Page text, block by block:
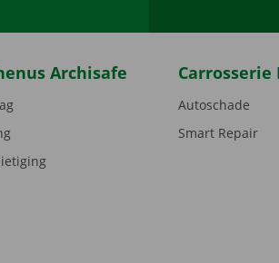
Archisafe
Autoschade
Smart Repair